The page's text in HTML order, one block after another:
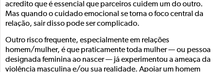
acredito que é essencial que parceiros cuidem um do outro.
Mas quando o cuidado emocional se torna o foco central da
relação, sair disso pode ser complicado.
Outro risco frequente, especialmente em relações
homem/mulher, é que praticamente toda mulher — ou pessoa
designada feminina ao nascer — já experimentou a ameaça da
violência masculina e/ou sua realidade. Apoiar um homem